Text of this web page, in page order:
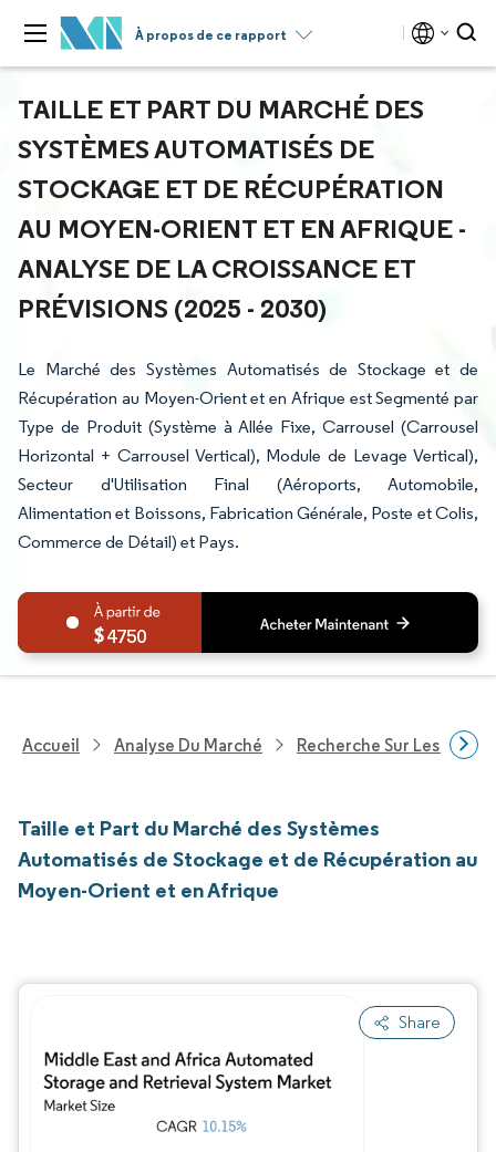
À propos de ce rapport
TAILLE ET PART DU MARCHÉ DES
SYSTÈMES AUTOMATISÉS DE
STOCKAGE ET DE RÉCUPÉRATION
AU MOYEN-ORIENT ET EN AFRIQUE -
ANALYSE DE LA CROISSANCE ET
PRÉVISIONS (2025 - 2030)
Le Marché des Systèmes Automatisés de Stockage et de
Récupération au Moyen-Orient et en Afrique est Segmenté par
Type de Produit (Système à Allée Fixe, Carrousel (Carrousel
Horizontal + Carrousel Vertical), Module de Levage Vertical),
Secteur d'Utilisation Final (Aéroports, Automobile,
Alimentation et Boissons, Fabrication Générale, Poste et Colis,
Commerce de Détail) et Pays.
4750
Accueil Analyse Du Marché Recherche Sur Les
Taille et Part du Marché des Systèmes
Automatisés de Stockage et de Récupération au
Moyen-Orient et en Afrique
Share